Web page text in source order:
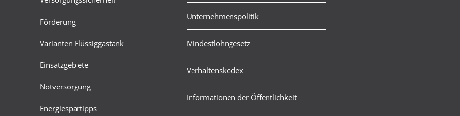
Förderung
Varianten Flüssiggastank
Einsatzgebiete
Notversorgung
Energiespartipps
Unternehmenspolitik
Mindestlohngesetz
Verhaltenskodex
Informationen der Öffentlichkeit